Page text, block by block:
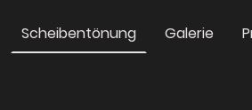
Scheibentönung Galerie